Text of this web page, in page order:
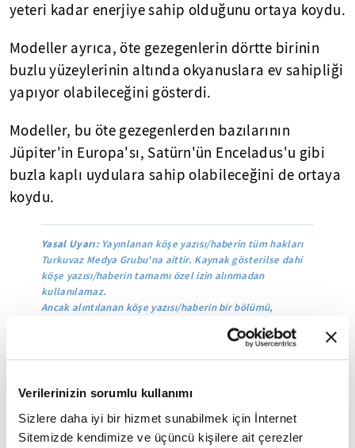
Verilerinizin sorumlu kullanımı
Sizlere daha iyi bir hizmet sunabilmek için İnternet
Sitemizde kendimize ve üçüncü kişilere ait çerezler
yeteri kadar enerjiye sahip olduğunu ortaya koydu.
Modeller ayrıca, öte gezegenlerin dörtte birinin
buzlu yüzeylerinin altında okyanuslara ev sahipliği
yapıyor olabileceğini gösterdi.
Modeller, bu öte gezegenlerden bazılarının
Jüpiter'in Europa'sı, Satürn'ün Enceladus'u gibi
buzla kaplı uydulara sahip olabileceğini de ortaya
koydu.
Yasal Uyarı:Yayınlanan köşe yazısı/haberin tüm hakları
Turkuvaz Medya Grubu'na aittir. Kaynak gösterilse dahi
köşe yazısı/haberin tamamı özel izin alınmadan
kullanılamaz.
Ancak alıntılanan köşe yazısı/haberin bir bölümü,
Mobil Uygulamamızı İndirin